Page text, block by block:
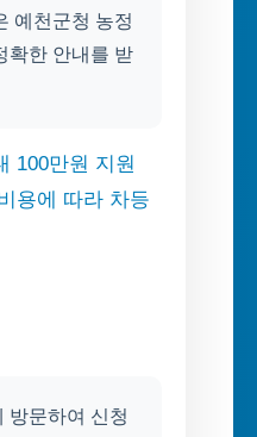
예천군청 농정
확한 안내를 받
100만원 지원
용에 따라 차등
방문하여 신청